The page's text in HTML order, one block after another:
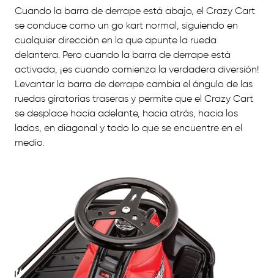
Cuando la barra de derrape está abajo, el Crazy Cart
se conduce como un go kart normal, siguiendo en
cualquier dirección en la que apunte la rueda
delantera. Pero cuando la barra de derrape está
activada, ¡es cuando comienza la verdadera diversión!
Levantar la barra de derrape cambia el ángulo de las
ruedas giratorias traseras y permite que el Crazy Cart
se desplace hacia adelante, hacia atrás, hacia los
lados, en diagonal y todo lo que se encuentre en el
medio.